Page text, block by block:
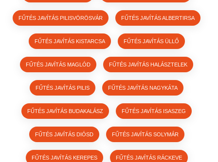
FŰTÉS JAVÍTÁS PILISVÖRÖSVÁR FŰTÉS JAVÍTÁS ALBERTIRSA
FŰTÉS JAVÍTÁS KISTARCSA FŰTÉS JAVÍTÁS ÜLLŐ
FŰTÉS JAVÍTÁS MAGLÓD FŰTÉS JAVÍTÁS HALÁSZTELEK
FŰTÉS JAVÍTÁS PILIS FŰTÉS JAVÍTÁS NAGYKÁTA
FŰTÉS JAVÍTÁS BUDAKALÁSZ FŰTÉS JAVÍTÁS ISASZEG
FŰTÉS JAVÍTÁS DIÓSD FŰTÉS JAVÍTÁS SOLYMÁR
FŰTÉS JAVÍTÁS KEREPES FŰTÉS JAVÍTÁS RÁCKEVE